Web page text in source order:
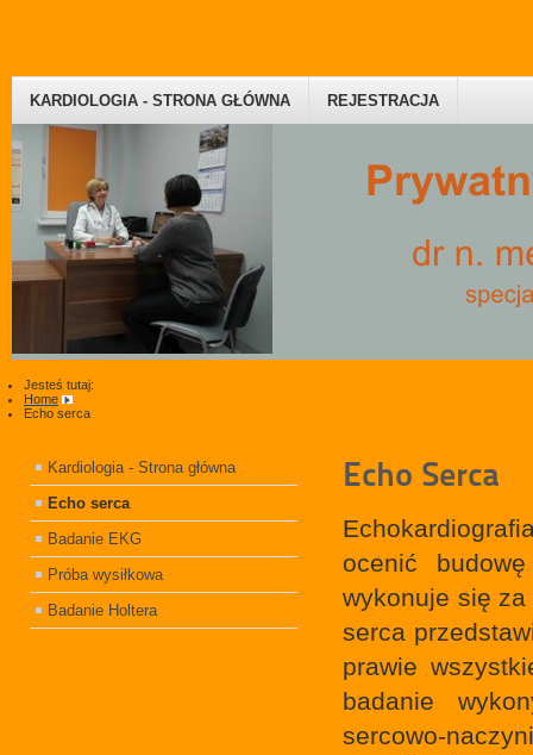
KARDIOLOGIA - STRONA GŁÓWNA REJESTRACJA
Jesteś tutaj:
Home
Echo serca
Kardiologia - Strona główna
Echo serca
Badanie EKG
Próba wysiłkowa
Badanie Holtera
Echo Serca
ocenić
wykonuje się
serca
prawie
badanie
sercowo-